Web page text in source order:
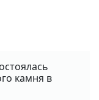
камня в